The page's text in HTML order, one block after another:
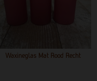
Waxineglas Mat Rood Recht